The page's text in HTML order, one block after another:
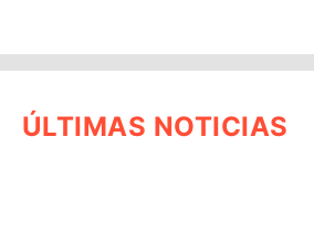
ÚLTIMAS NOTICIAS